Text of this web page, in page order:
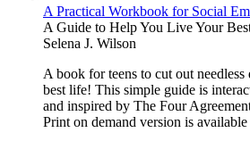
A Practical Workbook for Social
A Guide to Help You Live Your
Selena J. Wilson
A book for teens to cut out needless
best life! This simple guide is
and inspired by The Four
Print on demand version is